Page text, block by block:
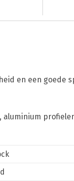
en een goede
aluminium